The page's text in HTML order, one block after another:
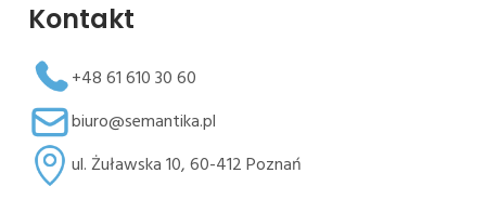
Kontakt
+48 61 610 30 60
biuro@semantika.pl
ul. Żuławska 10, 60-412 Poznań